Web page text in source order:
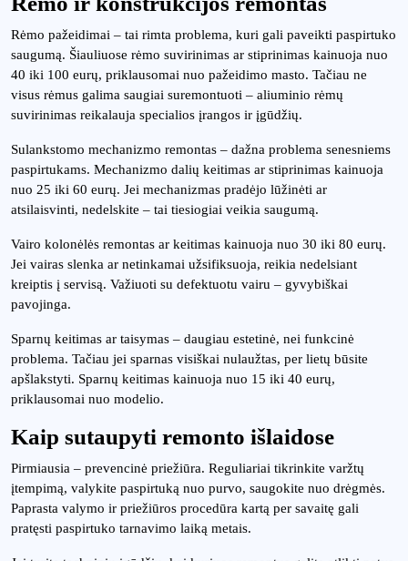
Rėmo pažeidimai – tai rimta problema, kuri gali paveikti paspirtuko
saugumą. Šiauliuose rėmo suvirinimas ar stiprinimas kainuoja nuo
40 iki 100 eurų, priklausomai nuo pažeidimo masto. Tačiau ne
visus rėmus galima saugiai suremontuoti – aliuminio rėmų
suvirinimas reikalauja specialios įrangos ir įgūdžių.
Sulankstomo mechanizmo remontas – dažna problema senesniems
paspirtukams. Mechanizmo dalių keitimas ar stiprinimas kainuoja
nuo 25 iki 60 eurų. Jei mechanizmas pradėjo lūžinėti ar
atsilaisvinti, nedelskite – tai tiesiogiai veikia saugumą.
Vairo kolonėlės remontas ar keitimas kainuoja nuo 30 iki 80 eurų.
Jei vairas slenka ar netinkamai užsifiksuoja, reikia nedelsiant
kreiptis į servisą. Važiuoti su defektuotu vairu – gyvybiškai
pavojinga.
Sparnų keitimas ar taisymas – daugiau estetinė, nei funkcinė
problema. Tačiau jei sparnas visiškai nulaužtas, per lietų būsite
apšlakstyti. Sparnų keitimas kainuoja nuo 15 iki 40 eurų,
priklausomai nuo modelio.
Kaip sutaupyti remonto išlaidose
Pirmiausia – prevencinė priežiūra. Reguliariai tikrinkite varžtų
įtempimą, valykite paspirtuką nuo purvo, saugokite nuo drėgmės.
Paprasta valymo ir priežiūros procedūra kartą per savaitę gali
pratęsti paspirtuko tarnavimo laiką metais.